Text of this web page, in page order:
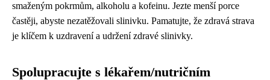
smaženým pokrmům, alkoholu a kofeinu. Jezte menší porce
častěji, abyste nezatěžovali slinivku. Pamatujte, že zdravá strava
je klíčem k uzdravení a udržení zdravé slinivky.
Spolupracujte s lékařem/nutričním